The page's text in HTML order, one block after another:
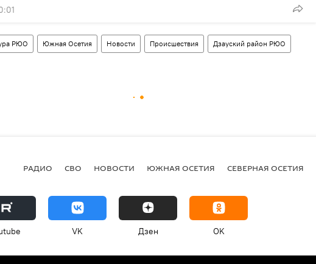
РЮО Южная Осетия Новости Происшествия Дзауский район РЮО
РАДИО СВО НОВОСТИ ЮЖНАЯ ОСЕТИЯ СЕВЕРНАЯ ОСЕТИЯ
VK Дзен OK